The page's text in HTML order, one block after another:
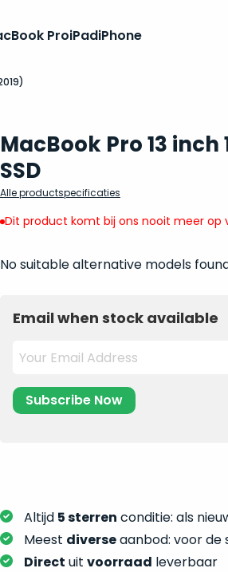
ProiPadiPhone
MacBook Pro 13 inch
SSD
Alle productspecificaties
Dit product komt bij ons nooit meer op
No suitable alternative models
Email when stock available
Altijd 5 sterren conditie: als
Meest diverseaanbod: voor de
Direct uit voorraad leverbaar